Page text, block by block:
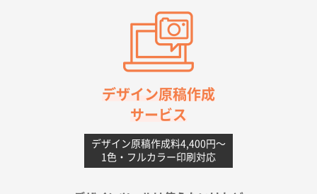
【ポリ】特別ご注文ページ1000枚
2026年06月08日 17:38
対応の速さ、丁寧さ、提案など
不織布フラットバッグ（A4縦サイズ）1000枚
2026年05月25日 15:10
デザイン原稿作成
サービス
デザイン原稿作成料4,400円〜
1色・フルカラー印刷対応